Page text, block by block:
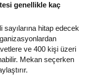
genellikle kaç
sayılarına hitap edecek
ve 400 kişi üzeri
Mekan seçerken